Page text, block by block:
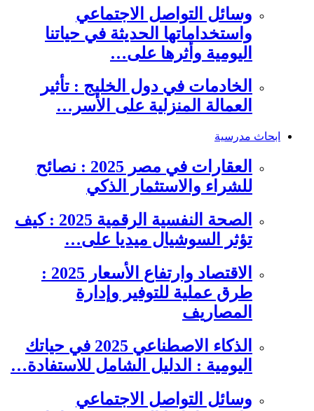
وسائل التواصل الاجتماعي
واستخداماتها الحديثة في حياتنا
اليومية وأثرها على…
الخادمات في دول الخليج : تأثير
العمالة المنزلية على الأسر…
ابحاث مدرسية
العقارات في مصر 2025 : نصائح
للشراء والاستثمار الذكي
الصحة النفسية الرقمية 2025 : كيف
تؤثر السوشيال ميديا على…
الاقتصاد وارتفاع الأسعار 2025 :
طرق عملية للتوفير وإدارة
المصاريف
الذكاء الاصطناعي 2025 في حياتك
اليومية : الدليل الشامل للاستفادة…
وسائل التواصل الاجتماعي